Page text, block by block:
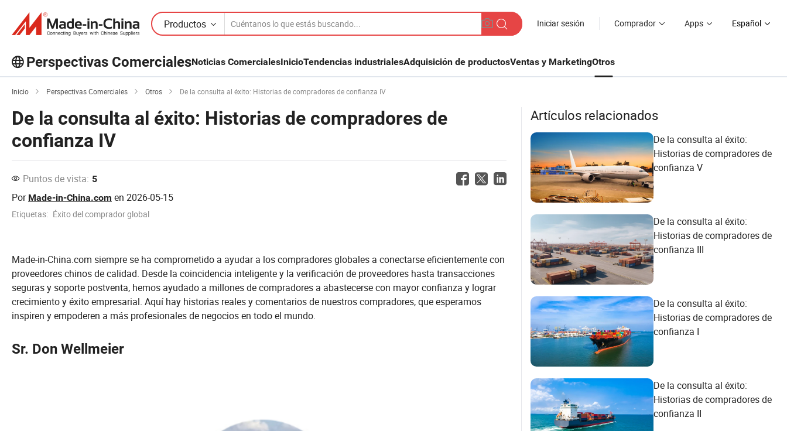
Productos Iniciar sesión Comprador Apps Español
Perspectivas ComercialesNoticias ComercialesInicioTendencias industrialesAdquisición de productosVentas y MarketingOtros
Inicio Perspectivas Comerciales Otros De la consulta al éxito: Historias de compradores de confianza IV
De la consulta al éxito: Historias de compradores de
confianza IV
Puntos de vista: 5
Por Made-in-China.com en 2026-05-15
Etiquetas: Éxito del comprador global
Made-in-China.com siempre se ha comprometido a ayudar a los compradores globales a conectarse eficientemente con
proveedores chinos de calidad. Desde la coincidencia inteligente y la verificación de proveedores hasta transacciones
seguras y soporte postventa, hemos ayudado a millones de compradores a abastecerse con mayor confianza y lograr
crecimiento y éxito empresarial. Aquí hay historias reales y comentarios de nuestros compradores, que esperamos
inspiren y empoderen a más profesionales de negocios en todo el mundo.
Sr. Don Wellmeier
Artículos relacionados
De la consulta al éxito:
Historias de compradores de
confianza V
De la consulta al éxito:
Historias de compradores de
confianza III
De la consulta al éxito:
Historias de compradores de
confianza I
De la consulta al éxito:
Historias de compradores de
confianza II